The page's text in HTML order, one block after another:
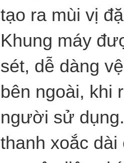
tạo ra mùi vị
Khung máy
sét, dễ dàng
bên ngoài, khi
người sử
thanh xoắc